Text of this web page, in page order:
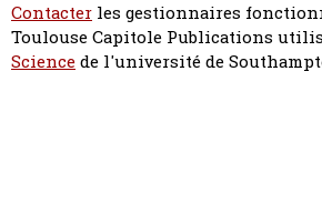
Contacter les gestionnaires
Toulouse Capitole Publications
Sciencede l'université de